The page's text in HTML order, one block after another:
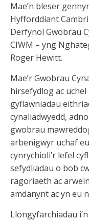
Mae’n bleser
Hyfforddiant
Derfynol Gwobrau
CIWM – yng
Roger Hewitt.
Mae’r Gwobrau
hirsefydlog ac
gyflawniadau
cynaliadwyedd,
gwobrau
arbenigwyr uchaf
cynrychioli’r lefel
sefydliadau o bob
ragoriaeth ac
amdanynt ac yn eu
Llongyfarchiadau